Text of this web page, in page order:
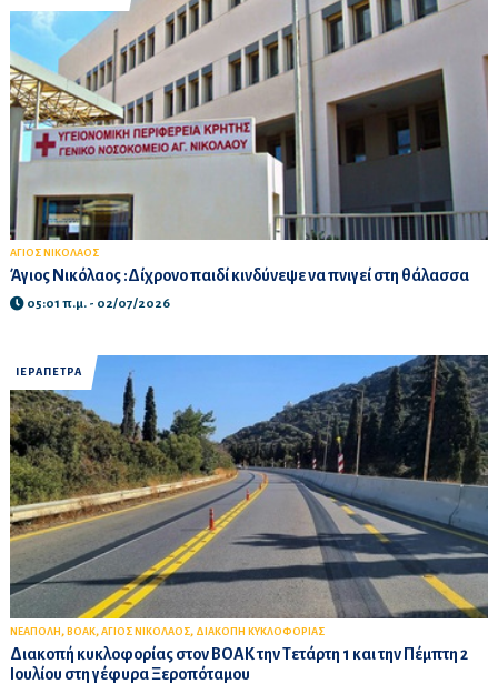
ΑΓΙΟΣ ΝΙΚΟΛΑΟΣ
Άγιος Νικόλαος :Δίχρονο παιδί κινδύνεψε να πνιγεί στη θάλασσα
05:01 π.μ. - 02/07/2026
ΙΕΡΑΠΕΤΡΑ
ΝΕΑΠΟΛΗ , ΒΟΑΚ, ΑΓΙΟΣ ΝΙΚΟΛΑΟΣ, ΔΙΑΚΟΠΗ ΚΥΚΛΟΦΟΡΙΑΣ
Διακοπή κυκλοφορίας στον ΒΟΑΚ την Τετάρτη 1 και την Πέμπτη 2
Ιουλίου στη γέφυρα Ξεροπόταμου